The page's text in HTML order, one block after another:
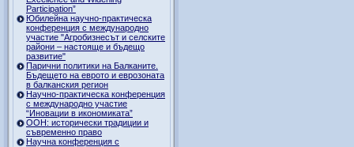
Participation”
Юбилейна научно-практическа
конференция с международно
участие "Агробизнесът и селските
райони – настояще и бъдещо
развитие"
Парични политики на Балканите.
Бъдещето на еврото и еврозоната
в балканския регион
Научно-практическа конференция
с международно участие
“Иновации в икономиката”
ООН: исторически традиции и
съвременно право
Научна конференция с